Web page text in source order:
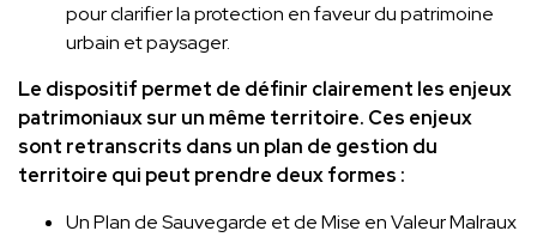
pour clarifier la protection en faveur du patrimoine
urbain et paysager.
Le dispositif permet de définir clairement les enjeux
patrimoniaux sur un même territoire. Ces enjeux
sont retranscrits dans un plan de gestion du
territoire qui peut prendre deux formes :
Un Plan de Sauvegarde et de Mise en Valeur Malraux